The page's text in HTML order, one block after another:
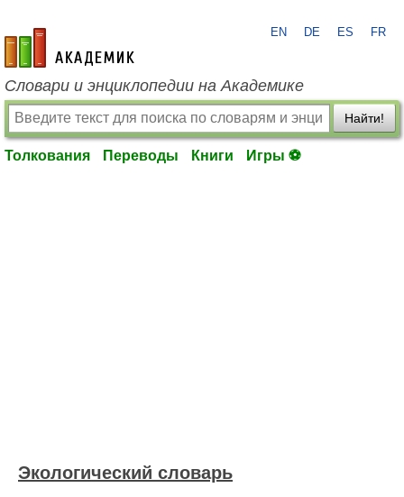
academic.ru
EN DE ES FR
Словари и энциклопедии на Академике
Найти!
Толкования Переводы Книги Игры ⚽
Экологический словарь